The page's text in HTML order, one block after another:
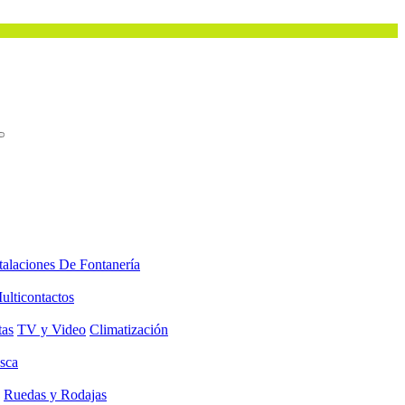
De Fontanería
TV y Video Climatización
Ruedas y Rodajas